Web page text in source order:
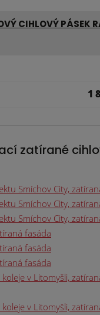
CIHLOVÝ PÁSEK
1
zatírané
Smíchov City,
Smíchov City,
Smíchov City,
fasáda
fasáda
fasáda
v Litomyšli,
v Litomyšli,